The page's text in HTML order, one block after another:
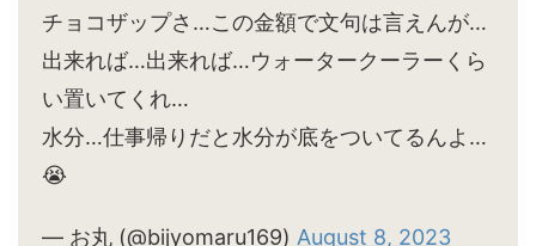
チョコザップさ…この金額で文句は言えんが…
出来れば…出来れば…ウォータークーラーくら
い置いてくれ…
水分…仕事帰りだと水分が底をついてるんよ…
😭
— お丸 (@bijyomaru169) August 8, 2023